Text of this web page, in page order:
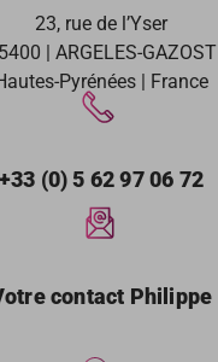
23, rue de l’Yser
| ARGELES-GAZOST
Pyrénées | France
+33 (0) 5 62 97 06 72
contact Philippe